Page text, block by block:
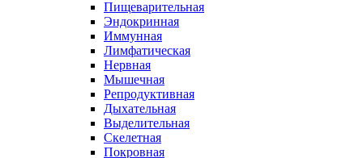
Пищеварительная
Эндокринная
Иммунная
Лимфатическая
Нервная
Мышечная
Репродуктивная
Дыхательная
Выделительная
Скелетная
Покровная